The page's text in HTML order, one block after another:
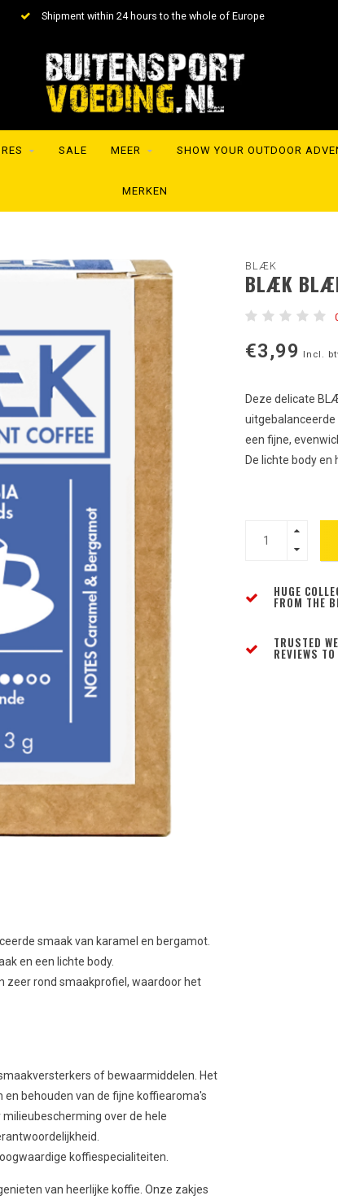
Shipment within 24 hours to the whole of Europe
SALE MEER SHOW YOUR OUTDOOR
MERKEN
BLÆK
BLÆK
€3,99 Incl.
Deze delicate
een fijne,
De lichte body
HUGE
FROM THE
TRUSTED
REVIEWS
smaak van karamel en bergamot.
en een lichte body.
zeer rond smaakprofiel, waardoor het
of bewaarmiddelen. Het
behouden van de fijne koffiearoma's
over de hele
koffiespecialiteiten.
van heerlijke koffie. Onze zakjes